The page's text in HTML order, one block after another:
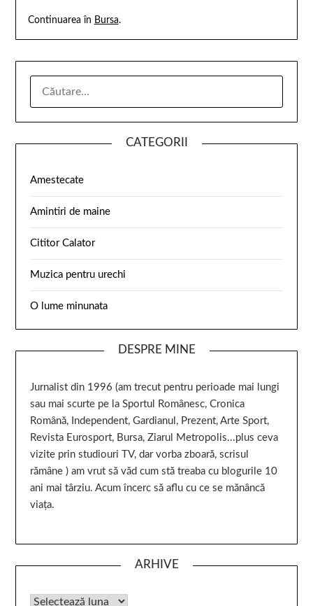
Continuarea în Bursa.
CATEGORII
Amestecate
Amintiri de maine
Cititor Calator
Muzica pentru urechi
O lume minunata
DESPRE MINE
Jurnalist din 1996 (am trecut pentru perioade mai lungi
sau mai scurte pe la Sportul Românesc, Cronica
Română, Independent, Gardianul, Prezent, Arte Sport,
Revista Eurosport, Bursa, Ziarul Metropolis...plus ceva
vizite prin studiouri TV, dar vorba zboară, scrisul
rămâne ) am vrut să văd cum stă treaba cu blogurile 10
ani mai târziu. Acum încerc să aflu cu ce se mănâncă
viața.
ARHIVE